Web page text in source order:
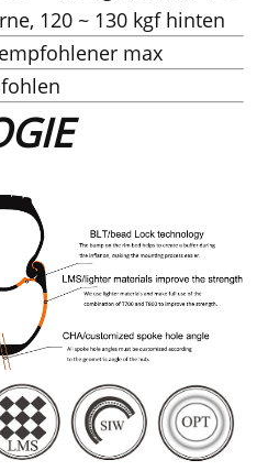
120 ~ 130 kgf hinten
max